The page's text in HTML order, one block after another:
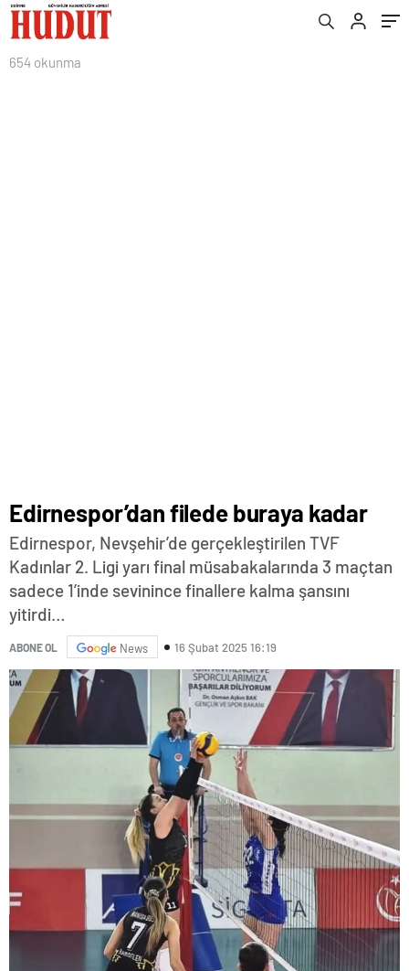
654 okunma
Edirnespor’dan filede buraya kadar
Edirnespor, Nevşehir’de gerçekleştirilen TVF
Kadınlar 2. Ligi yarı final müsabakalarında 3 maçtan
sadece 1’inde sevinince finallere kalma şansını
yitirdi…
ABONE OL News 16 Şubat 2025 16:19